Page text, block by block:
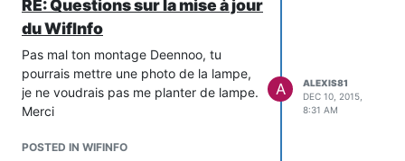
Alexis
jour par OTA, je cherche comment lui
dire lors d'un reset du module
d'attendre 30 secondes avant de
passer en mode deepSleep.
Car à chaque réveil du mode
deepSleep, et bien le programme
Je cherche, car je dois pas être le seul
RE: Questions sur la mise à jour
du WifInfo
Pas mal ton montage Deennoo, tu
pourrais mettre une photo de la lampe,
je ne voudrais pas me planter de lampe.
Merci
POSTED IN WIFINFO
A
ALEXIS81
DEC 10, 2015,
8:31 AM